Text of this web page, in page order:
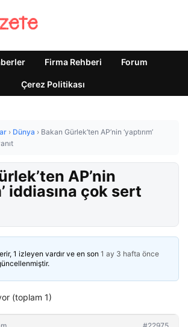
Firma Rehberi Forum
Çerez Politikası
› Dünya › Bakan Gürlek’ten AP’nin ‘yaptırım’
AP’nin
iddiasına çok sert
1 izleyen vardır ve en son 1 ay 3 hafta önce
(toplam 1)